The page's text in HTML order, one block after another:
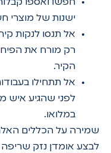
חפשו ואספו
ישנות של מוצרי
אל תנסו לנקות
רק מורח את הפיח
הקיר.
אל תתחילו
לפני שהגיע איש
במלואו.
שמירה על הכללים
לבצע אומדן נזק